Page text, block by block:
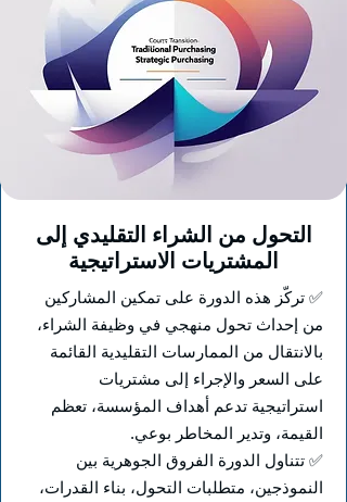
التحول من الشراء التقليدي إلى
المشتريات الاستراتيجية
✅ تركّز هذه الدورة على تمكين المشاركين
من إحداث تحول منهجي في وظيفة الشراء،
بالانتقال من الممارسات التقليدية القائمة
على السعر والإجراء إلى مشتريات
استراتيجية تدعم أهداف المؤسسة، تعظم
القيمة، وتدير المخاطر بوعي.
✅ تتناول الدورة الفروق الجوهرية بين
النموذجين، متطلبات التحول، بناء القدرات،